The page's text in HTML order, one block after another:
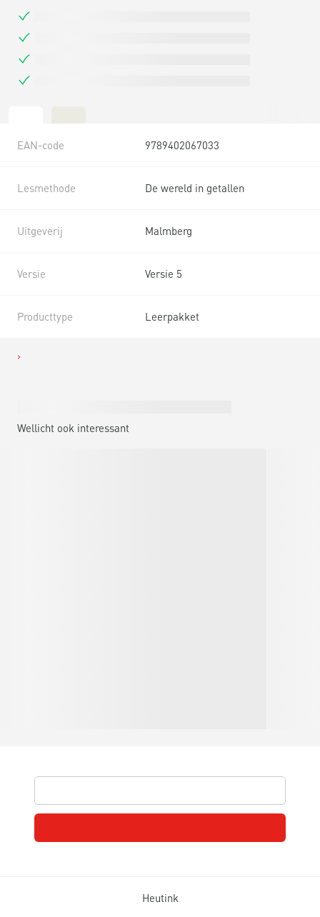
EAN-code 9789402067033
Lesmethode De wereld in getallen
Uitgeverij Malmberg
Versie Versie 5
Producttype Leerpakket
Wellicht ook interessant
Heutink